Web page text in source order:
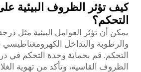
كيف تؤثر الظروف البيئية
التحكم؟
يمكن أن تؤثر العوامل البيئية مثل
والرطوبة والتداخل
التحكم. قم بحماية وحدة التحكم في
الظروف القاسية، وتأكد من تهوية